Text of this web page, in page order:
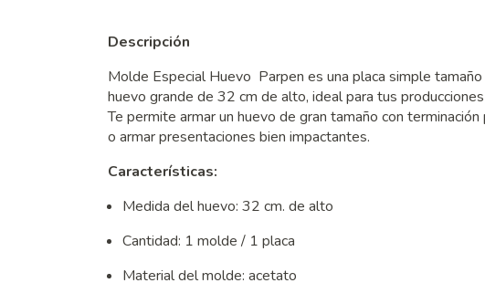
Descripción
Molde Especial Huevo Parpen es una placa simple
huevo grande de 32 cm de alto, ideal para tus
Te permite armar un huevo de gran tamaño con
o armar presentaciones bien impactantes.
Características:
Medida del huevo: 32 cm. de alto
Cantidad: 1 molde / 1 placa
Material del molde: acetato